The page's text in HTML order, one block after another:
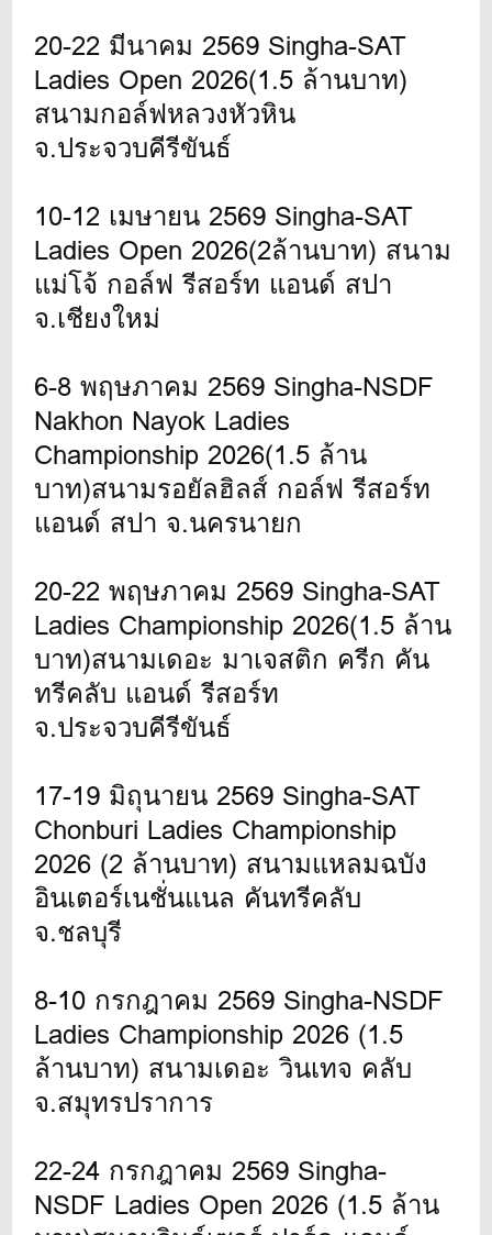
20-22 มีนาคม 2569 Singha-SAT
Ladies Open 2026(1.5 ล้านบาท)
สนามกอล์ฟหลวงหัวหิน
จ.ประจวบคีรีขันธ์
10-12 เมษายน 2569 Singha-SAT
Ladies Open 2026(2ล้านบาท) สนาม
แม่โจ้ กอล์ฟ รีสอร์ท แอนด์ สปา
จ.เชียงใหม่
6-8 พฤษภาคม 2569 Singha-NSDF
Nakhon Nayok Ladies
Championship 2026(1.5 ล้าน
บาท)สนามรอยัลฮิลส์ กอล์ฟ รีสอร์ท
แอนด์ สปา จ.นครนายก
20-22 พฤษภาคม 2569 Singha-SAT
Ladies Championship 2026(1.5 ล้าน
บาท)สนามเดอะ มาเจสติก ครีก คัน
ทรีคลับ แอนด์ รีสอร์ท
จ.ประจวบคีรีขันธ์
17-19 มิถุนายน 2569 Singha-SAT
Chonburi Ladies Championship
2026 (2 ล้านบาท) สนามแหลมฉบัง
อินเตอร์เนชั่นแนล คันทรีคลับ
จ.ชลบุรี
8-10 กรกฎาคม 2569 Singha-NSDF
Ladies Championship 2026 (1.5
ล้านบาท) สนามเดอะ วินเทจ คลับ
จ.สมุทรปราการ
22-24 กรกฎาคม 2569 Singha-
NSDF Ladies Open 2026 (1.5 ล้าน